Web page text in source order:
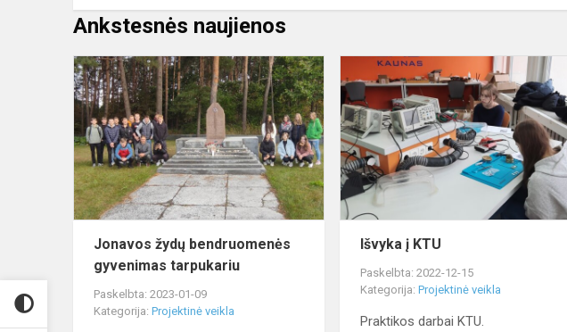
Ankstesnės naujienos
Jonavos
žydų
bendruomenės
gyvenimas
tarpukariu
Jonavos žydų bendruomenės
gyvenimas tarpukariu
Paskelbta: 2023-01-09
Kategorija: Projektinė veikla
Išvyka į KTU
Paskelbta: 2022-12-15
Kategorija:Projektinė veikla
Praktikos darbai KTU.